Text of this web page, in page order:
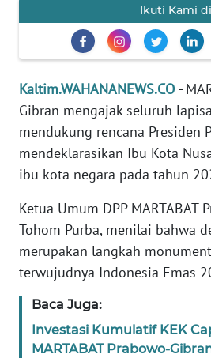
Ikuti Kami
Kaltim.WAHANANEWS.CO -
Gibran mengajak seluruh
mendukung rencana Presiden
mendeklarasikan Ibu Kota
ibu kota negara pada tahun
Ketua Umum DPP MARTABAT
Tohom Purba, menilai bahwa
merupakan langkah
terwujudnya Indonesia Emas
Baca Juga:
Investasi Kumulatif KEK
MARTABAT Prabowo-
DISCLAIMER
Wahana
News
Regional
WN
SUMUT
WN
JAKARTA
WN
JABAR